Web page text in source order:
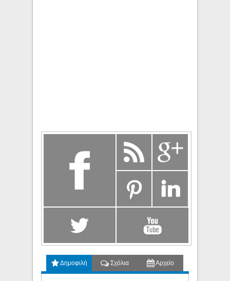
Δημοφιλή Σχόλια Αρχείο